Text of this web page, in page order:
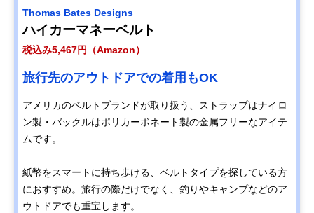
Thomas Bates Designs
ハイカーマネーベルト
税込み5,467円（Amazon）
旅行先のアウトドアでの着用もOK
アメリカのベルトブランドが取り扱う、ストラップはナイロ
ン製・バックルはポリカーボネート製の金属フリーなアイテ
ムです。
紙幣をスマートに持ち歩ける、ベルトタイプを探している方
におすすめ。旅行の際だけでなく、釣りやキャンプなどのア
ウトドアでも重宝します。